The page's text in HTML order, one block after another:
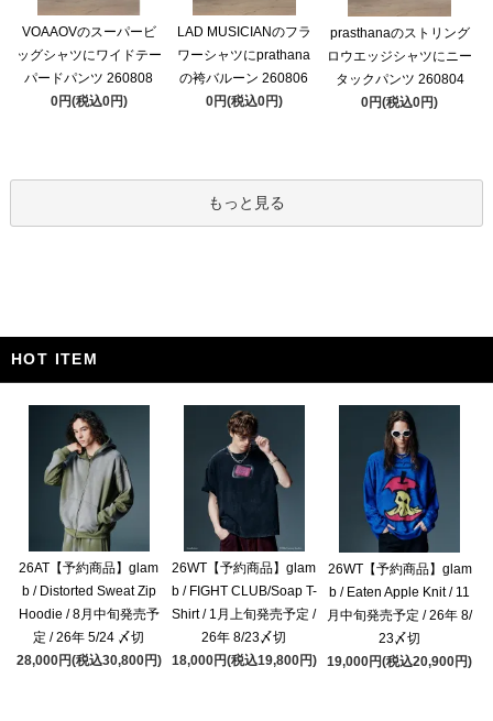
VOAAOVのスーパービ
ッグシャツにワイドテー
パードパンツ 260808
0円(税込0円)
LAD MUSICIANのフラ
ワーシャツにprathana
の袴バルーン 260806
0円(税込0円)
prasthanaのストリング
ロウエッジシャツにニー
タックパンツ 260804
0円(税込0円)
もっと見る
HOT ITEM
26AT【予約商品】glam
b / Distorted Sweat Zip
Hoodie / 8月中旬発売予
定 / 26年 5/24 〆切
28,000円(税込30,800円)
26WT【予約商品】glam
b / FIGHT CLUB/Soap T-
Shirt / 1月上旬発売予定 /
26年 8/23〆切
18,000円(税込19,800円)
26WT【予約商品】glam
b / Eaten Apple Knit / 11
月中旬発売予定 / 26年 8/
23〆切
19,000円(税込20,900円)